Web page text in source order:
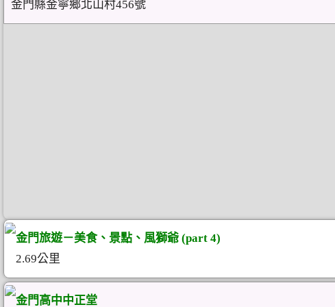
金門縣金寧鄉北山村456號
金門旅遊－美食、景點、風獅爺 (part 4)
2.69公里
金門高中中正堂